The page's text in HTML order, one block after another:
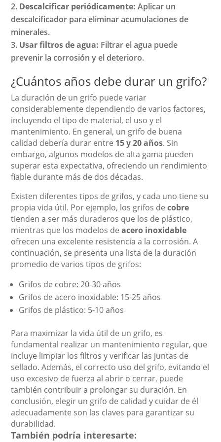
Descalcificar periódicamente: Aplicar un
descalcificador para eliminar acumulaciones de
minerales.
Usar filtros de agua: Filtrar el agua puede
prevenir la corrosión y el deterioro.
¿Cuántos años debe durar un grifo?
La duración de un grifo puede variar
considerablemente dependiendo de varios factores,
incluyendo el tipo de material, el uso y el
mantenimiento. En general, un grifo de buena
calidad debería durar entre 15 y 20 años. Sin
embargo, algunos modelos de alta gama pueden
superar esta expectativa, ofreciendo un rendimiento
fiable durante más de dos décadas.
Existen diferentes tipos de grifos, y cada uno tiene su
propia vida útil. Por ejemplo, los grifos decobre
tienden a ser más duraderos que los de plástico,
mientras que los modelos deacero inoxidable
ofrecen una excelente resistencia a la corrosión. A
continuación, se presenta una lista de la duración
promedio de varios tipos de grifos:
Grifos de cobre: 20-30 años
Grifos de acero inoxidable: 15-25 años
Grifos de plástico: 5-10 años
Para maximizar la vida útil de un grifo, es
fundamental realizar un mantenimiento regular, que
incluye limpiar los filtros y verificar las juntas de
sellado. Además, el correcto uso del grifo, evitando el
uso excesivo de fuerza al abrir o cerrar, puede
también contribuir a prolongar su duración. En
conclusión, elegir un grifo de calidad y cuidar de él
adecuadamente son las claves para garantizar su
durabilidad.
También podría interesarte: